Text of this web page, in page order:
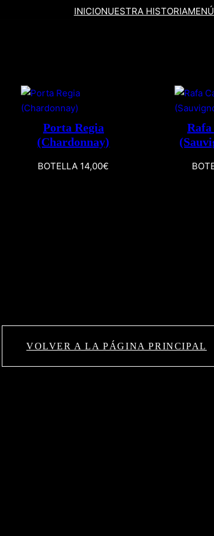
INICIONUESTRA HISTORIA
Porta Regia
(Chardonnay)
BOTELLA 14,00€
Rafa
VOLVER A LA PÁGINA PRINCIPAL